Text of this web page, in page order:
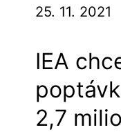
25. 11. 2021
IEA
2,7